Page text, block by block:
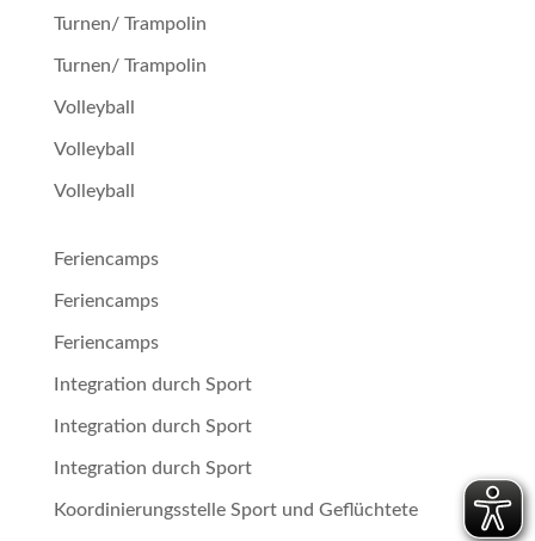
Turnen/ Trampolin
Turnen/ Trampolin
Volleyball
Volleyball
Volleyball
Feriencamps
Feriencamps
Feriencamps
Integration durch Sport
Integration durch Sport
Integration durch Sport
Koordinierungsstelle Sport und Geflüchtete